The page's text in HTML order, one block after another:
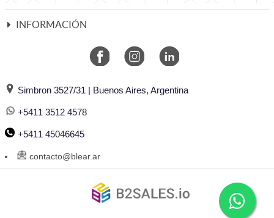
INFORMACIÓN
Simbron 3527/31 | Buenos Aires, Argentina
+5411 3512 4578
+5411 45046645
contacto@blear.ar